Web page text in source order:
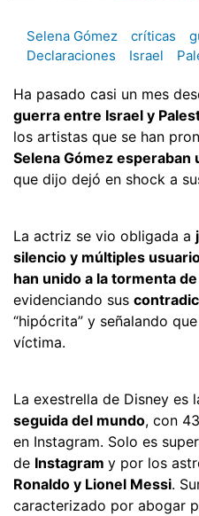
Selena Gómez críticas
Declaraciones
Israel
Ha pasado casi un mes
guerra entre Israel y
los artistas que se han
Selena Gómez
que dijo dejó en shock a
La actriz se vio obligada a
silencio y múltiples
han unido a la tormenta
evidenciando sus
“hipócrita” y señalando
víctima.
La exestrella de Disney es
seguida del mundo, con
en Instagram. Solo es
de Instagram y por los
Ronaldo y Lionel Messi.
caracterizado por abogar